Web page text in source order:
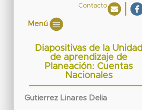
Contacto
Menú
Diapositivas de la Unidad
de aprendizaje de
Planeación: Cuentas
Nacionales
Gutierrez Linares Delia